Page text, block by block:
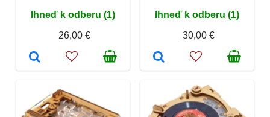
Ihneď k odberu (1)
26,00 €
Ihneď k odberu (1)
30,00 €